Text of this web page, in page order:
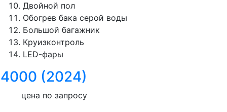
Двойной пол
Обогрев бака серой воды
Большой багажник
Круизконтроль
LED-фары
(2024)
цена по запросу